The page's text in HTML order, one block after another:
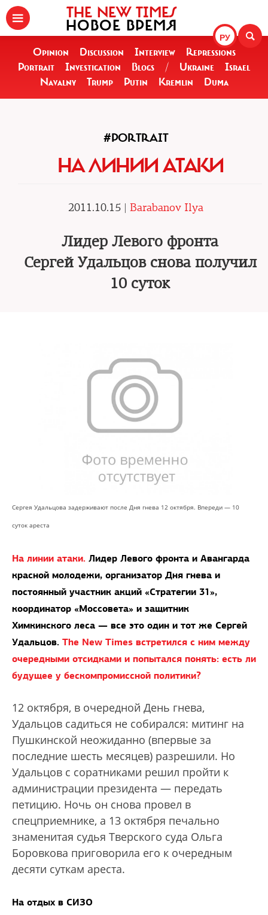
РУ
THE NEW TIMES
НОВОЕ ВРЕМЯ
Opinion Discussion Interview
Repressions
Portrait
Investigation Blogs / Ukraine
Israel
Navalny
Trump Putin Kremlin Duma
#PORTRAIT
НА ЛИНИИ АТАКИ
2011.10.15 | Barabanov Ilya
Лидер Левого фронта
Сергей Удальцов снова получил
10 суток
Сергея Удальцова задерживают после Дня гнева 12 октября. Впереди — 10
суток ареста
На линии атаки. Лидер Левого фронта и Авангарда
красной молодежи, организатор Дня гнева и
постоянный участник акций «Стратегии 31»,
координатор «Моссовета» и защитник
Химкинского леса — все это один и тот же Сергей
Удальцов. The New Times встретился с ним между
очередными отсидками и попытался понять: есть ли
будущее у бескомпромиссной политики?
12 октября, в очередной День гнева,
Удальцов садиться не собирался: митинг на
Пушкинской неожиданно (впервые за
последние шесть месяцев) разрешили. Но
Удальцов с соратниками решил пройти к
администрации президента — передать
петицию. Ночь он снова провел в
спецприемнике, а 13 октября печально
знаменитая судья Тверского суда Ольга
Боровкова приговорила его к очередным
десяти суткам ареста.
На отдых в СИЗО